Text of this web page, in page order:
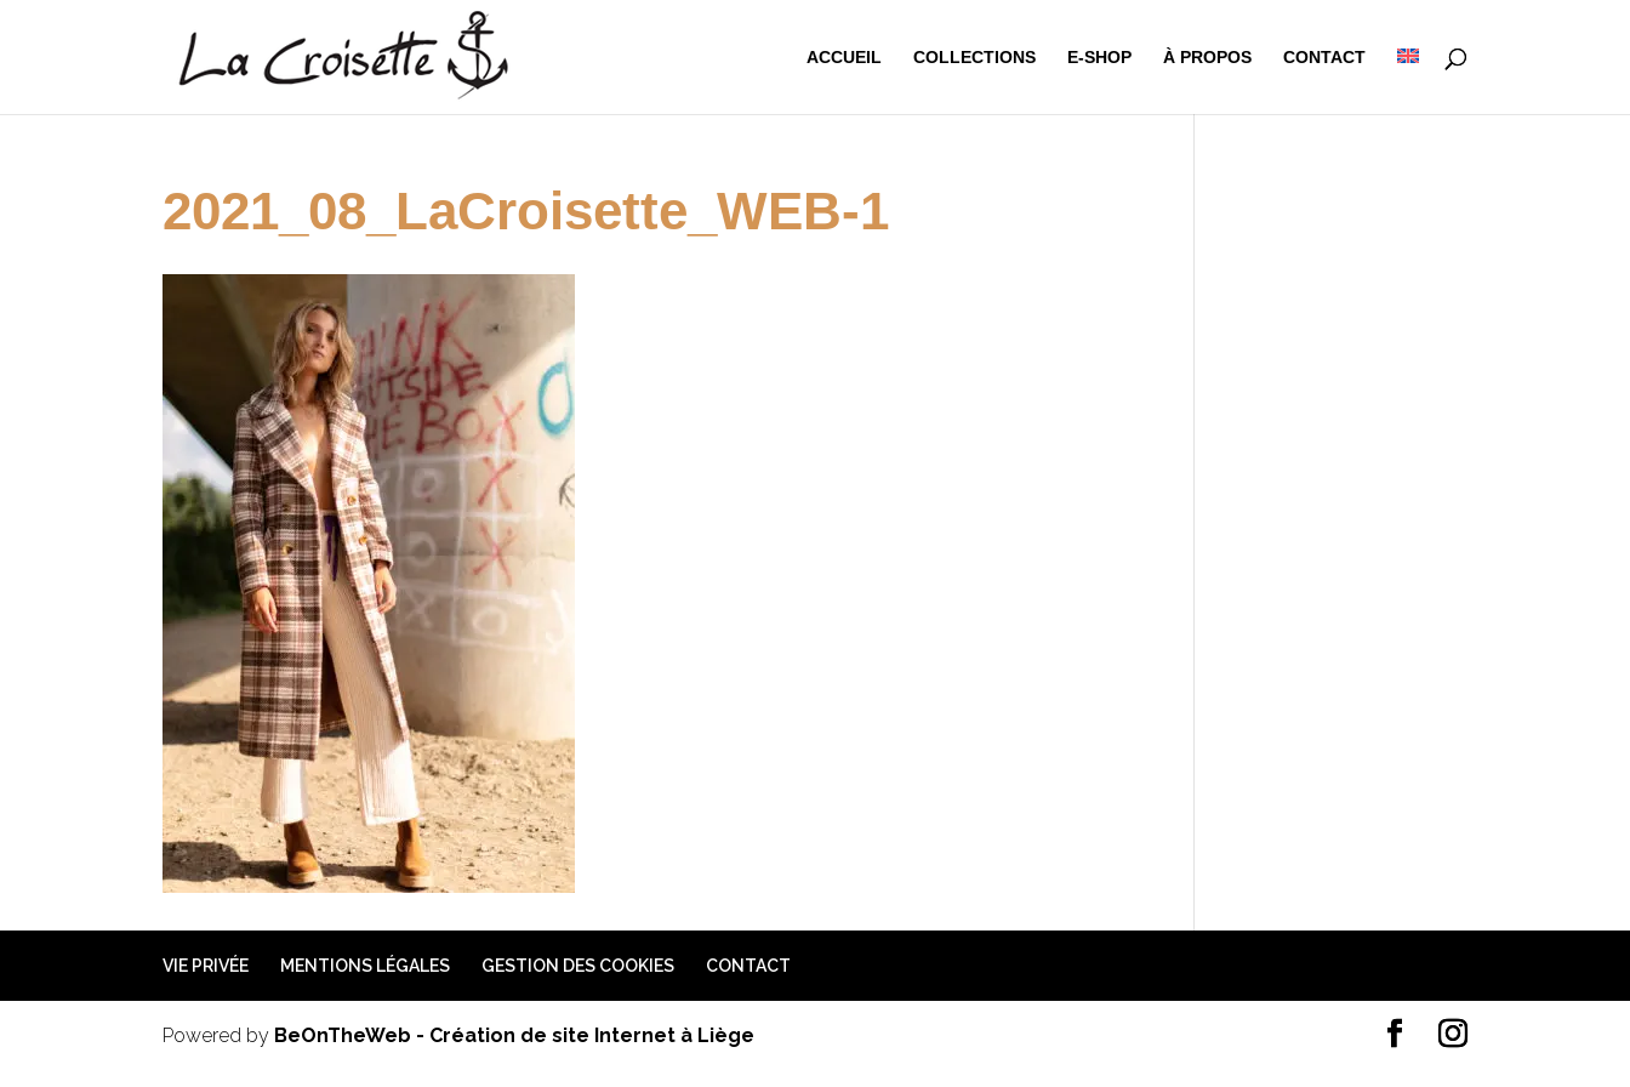
ACCUEIL COLLECTIONS E-SHOP À PROPOS CONTACT
2021_08_LaCroisette_WEB-1
VIE PRIVÉE MENTIONS LÉGALES GESTION DES COOKIES CONTACT
Powered by BeOnTheWeb - Création de site Internet à Liège